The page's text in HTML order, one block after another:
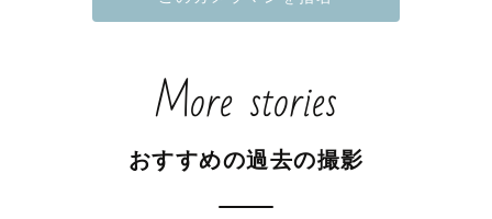
それは言葉では表せないその瞬間を
カメラという素敵な魔法のアイテムで
写真は感動を無限大に広げる最高のアイテムです！
More stories
おすすめの過去の撮影